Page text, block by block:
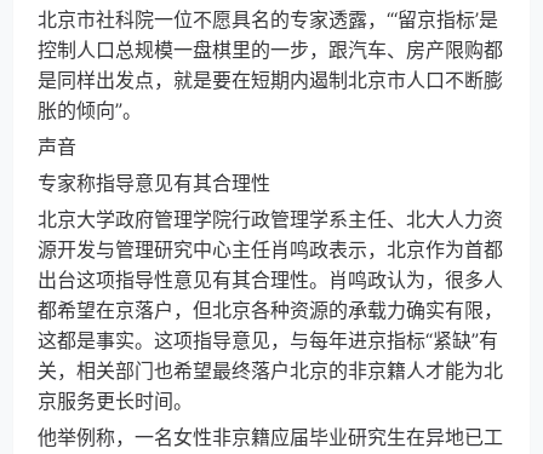
北京市社科院一位不愿具名的专家透露，“‘留京指标’是
控制人口总规模一盘棋里的一步，跟汽车、房产限购都
是同样出发点，就是要在短期内遏制北京市人口不断膨
胀的倾向”。
声音
专家称指导意见有其合理性
北京大学政府管理学院行政管理学系主任、北大人力资
源开发与管理研究中心主任肖鸣政表示，北京作为首都
出台这项指导性意见有其合理性。肖鸣政认为，很多人
都希望在京落户，但北京各种资源的承载力确实有限，
这都是事实。这项指导意见，与每年进京指标“紧缺”有
关，相关部门也希望最终落户北京的非京籍人才能为北
京服务更长时间。
他举例称，一名女性非京籍应届毕业研究生在异地已工